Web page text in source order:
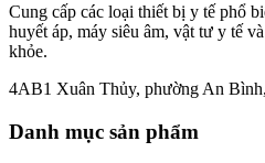
Cung cấp các loại thiết bị y tế phổ
huyết áp, máy siêu âm, vật tư y tế
khỏe.
4AB1 Xuân Thủy, phường An
Danh mục sản phẩm